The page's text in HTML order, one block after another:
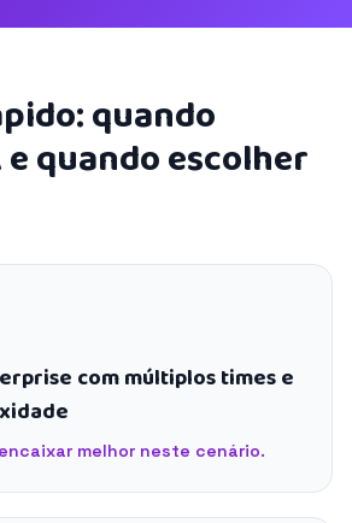
quando
quando escolher
com múltiplos times e
melhor neste cenário.